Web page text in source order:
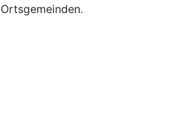
Ortsgemeinden.